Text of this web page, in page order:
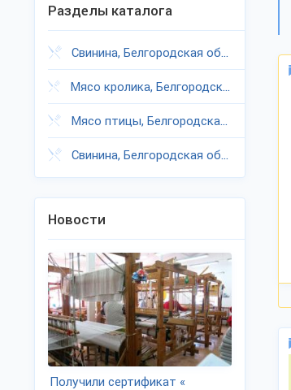
Разделы каталога
Свинина, Белгородская область
Мясо кролика, Белгородская область
Мясо птицы, Белгородская область
Свинина, Белгородская область
Новости
Получили сертификат «